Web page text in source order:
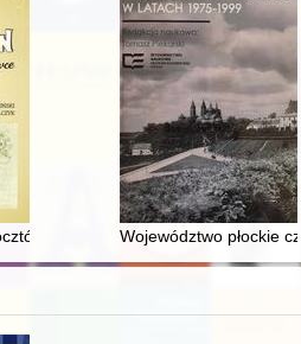
in Poland
S.A. w Lublińcu 1983-2023
Województwo płockie